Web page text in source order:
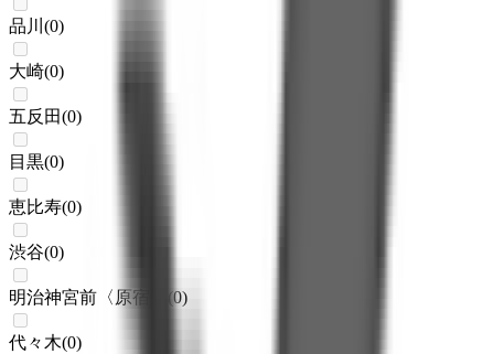
品川 (0)
大崎(0)
五反田(0)
目黒(0)
恵比寿(0)
渋谷(0)
明治神宮前〈原宿〉 (0)
代々木(0)